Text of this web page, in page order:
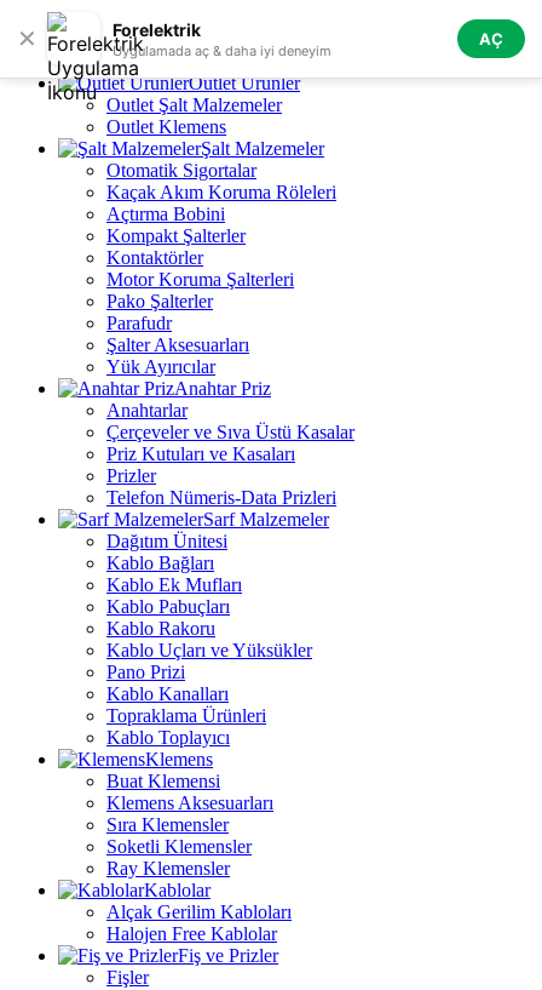
✕ Forelektrik
Uygulamada aç & daha iyi deneyim
AÇ
Skip to navigation Skip to main content
Tüm Kategoriler
Outlet Ürünler
Outlet Şalt Malzemeler
Outlet Klemens
Şalt Malzemeler
Otomatik Sigortalar
Kaçak Akım Koruma Röleleri
Açtırma Bobini
Kompakt Şalterler
Kontaktörler
Motor Koruma Şalterleri
Pako Şalterler
Parafudr
Şalter Aksesuarları
Yük Ayırıcılar
Anahtar Priz
Anahtarlar
Çerçeveler ve Sıva Üstü Kasalar
Priz Kutuları ve Kasaları
Prizler
Telefon Nümeris-Data Prizleri
Sarf Malzemeler
Dağıtım Ünitesi
Kablo Bağları
Kablo Ek Mufları
Kablo Pabuçları
Kablo Rakoru
Kablo Uçları ve Yüksükler
Pano Prizi
Kablo Kanalları
Topraklama Ürünleri
Kablo Toplayıcı
Klemens
Buat Klemensi
Klemens Aksesuarları
Sıra Klemensler
Soketli Klemensler
Ray Klemensler
Kablolar
Alçak Gerilim Kabloları
Halojen Free Kablolar
Fiş ve Prizler
Fişler